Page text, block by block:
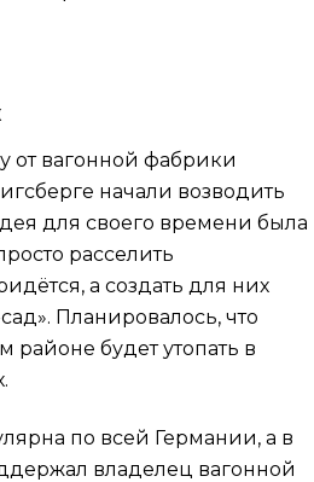
от вагонной фабрики
начали возводить
для своего времени была
расселить
а создать для них
Планировалось, что
районе будет утопать в
по всей Германии, а в
владелец вагонной